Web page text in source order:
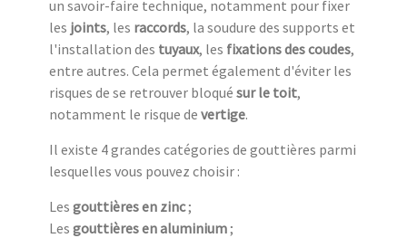
un savoir-faire technique, notamment pour fixer
les joints, les raccords, la soudure des supports et
l'installation des tuyaux, les fixations des coudes,
entre autres. Cela permet également d'éviter les
risques de se retrouver bloqué sur le toit,
notamment le risque de vertige.
Il existe 4 grandes catégories de gouttières parmi
lesquelles vous pouvez choisir :
Les gouttières en zinc;
Les gouttières en aluminium ;